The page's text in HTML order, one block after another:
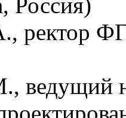
ректор
ведущий